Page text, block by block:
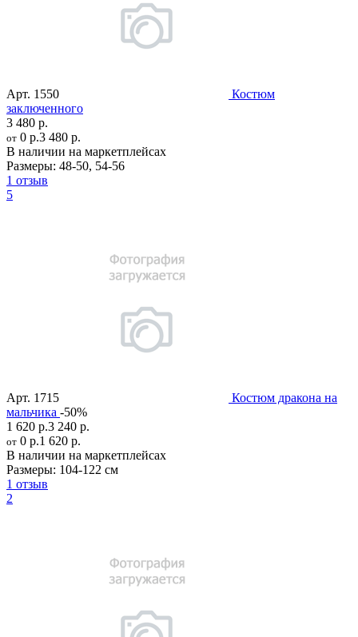
Арт. 1550
Костюм
заключенного
3 480 р.
от 0 р.3 480 р.
В наличии на маркетплейсах
Размеры: 48-50, 54-56
1 отзыв
5
Арт. 1715
Костюм дракона на
мальчика -50%
1 620 р.3 240 р.
от 0 р.1 620 р.
В наличии на маркетплейсах
Размеры: 104-122 см
1 отзыв
2